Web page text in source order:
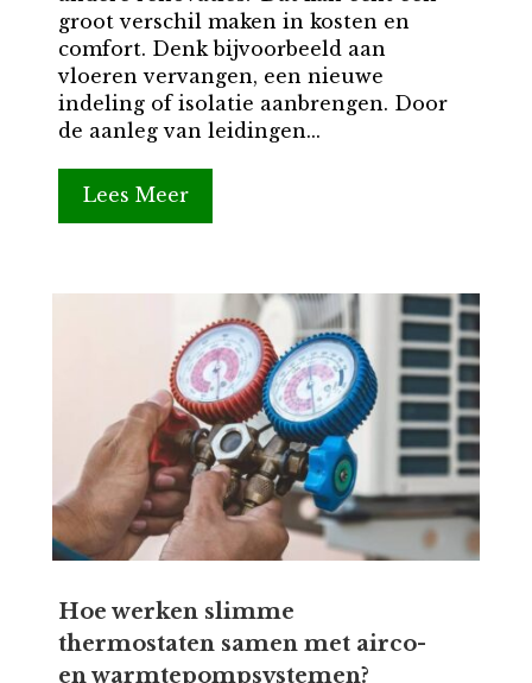
groot verschil maken in kosten en
comfort. Denk bijvoorbeeld aan
vloeren vervangen, een nieuwe
indeling of isolatie aanbrengen. Door
de aanleg van leidingen...
Lees Meer
Hoe werken slimme
thermostaten samen met airco-
en warmtepompsystemen?